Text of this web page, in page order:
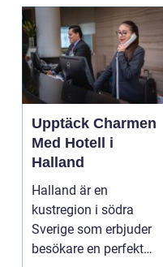
Upptäck Charmen
Med Hotell i
Halland
Halland är en
kustregion i södra
Sverige som erbjuder
besökare en perfekt